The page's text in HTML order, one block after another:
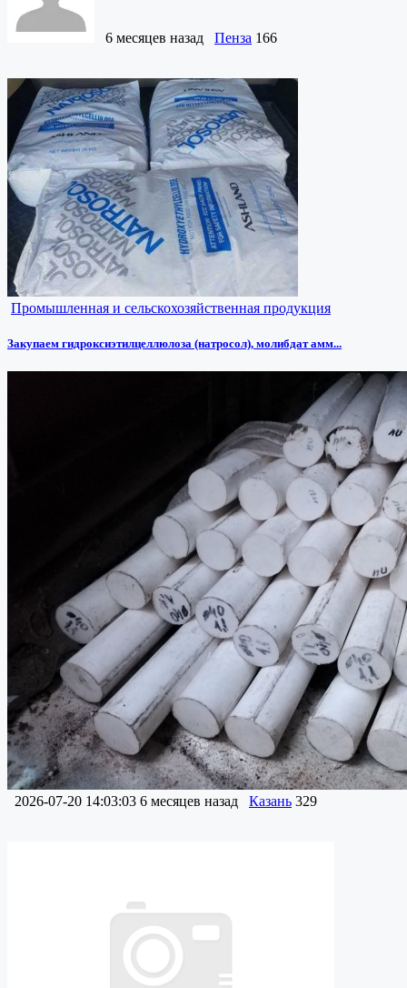
6 месяцев назад Пенза 166
Промышленная и сельскохозяйственная продукция
Закупаем гидроксиэтилцеллюлоза (натросол), молибдат амм...
2026-07-20 14:03:03 6 месяцев назад Казань 329